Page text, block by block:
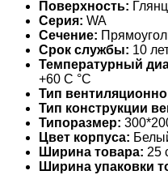
Поверхность:
Серия: WA
Сечение:
Срок службы: 10
Температурный
+60 С °С
Тип
Тип конструкции
Типоразмер:
Цвет корпуса:
Ширина товара: 25
Ширина упаковки